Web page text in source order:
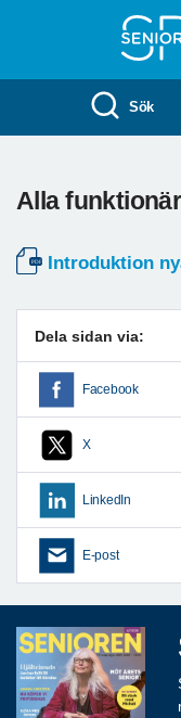
Sök
Alla
Introduktion
Dela sidan via:
Facebook
X
LinkedIn
E-post